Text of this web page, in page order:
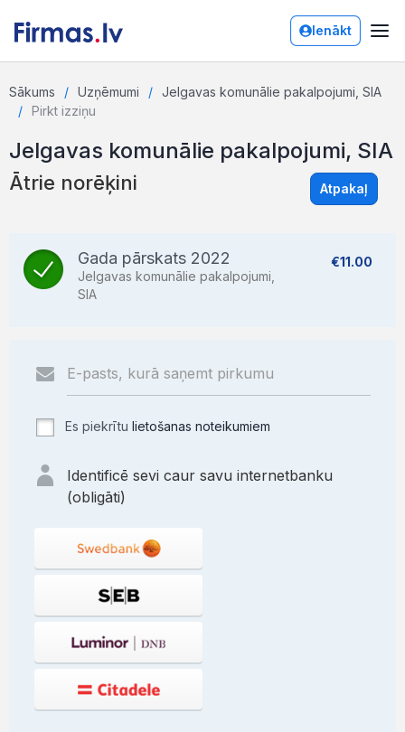
Ienākt
Sākums Uzņēmumi
Jelgavas komunālie pakalpojumi, SIA
Pirkt izziņu
Jelgavas komunālie pakalpojumi, SIA
Ātrie norēķini Atpakaļ
Gada pārskats 2022
Jelgavas komunālie pakalpojumi,
SIA
€11.00
Es piekrītu lietošanas noteikumiem
Identificē sevi caur savu internetbanku
(obligāti)